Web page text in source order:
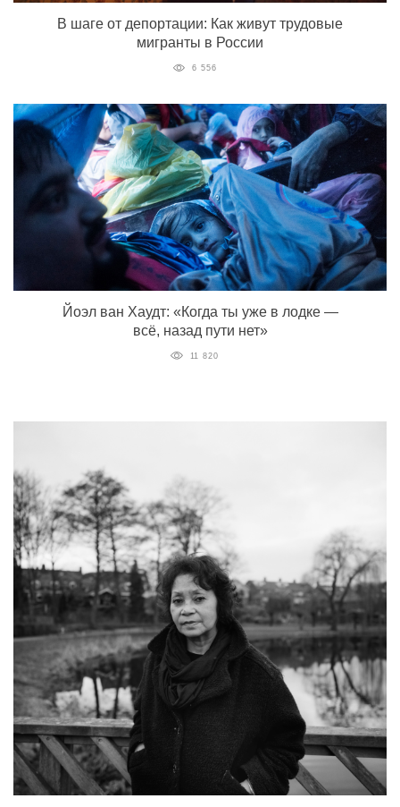
В шаге от депортации: Как живут трудовые
мигранты в России
6 556
Йоэл ван Хаудт: «Когда ты уже в лодке —
всё, назад пути нет»
11 820